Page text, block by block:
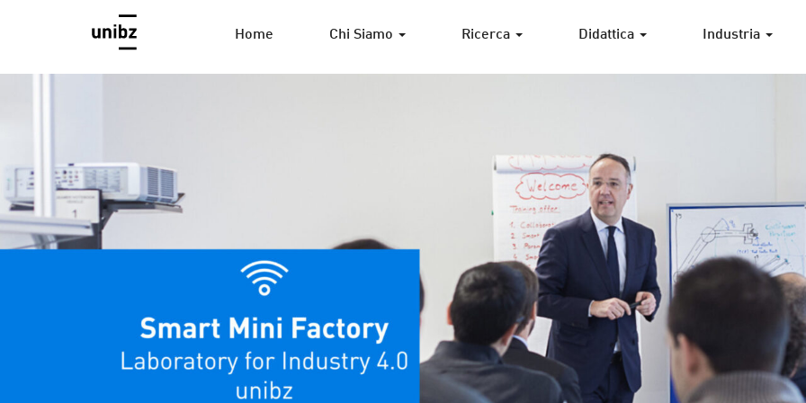
Home Chi Siamo Ricerca Didattica Industria